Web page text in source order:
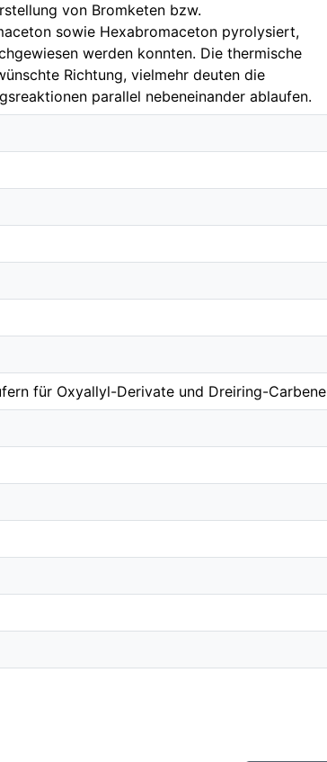
von Bromketen bzw.
sowie Hexabromaceton pyrolysiert,
werden konnten. Die thermische
Richtung, vielmehr deuten die
parallel nebeneinander ablaufen.
für Oxyallyl-Derivate und Dreiring-Carbene